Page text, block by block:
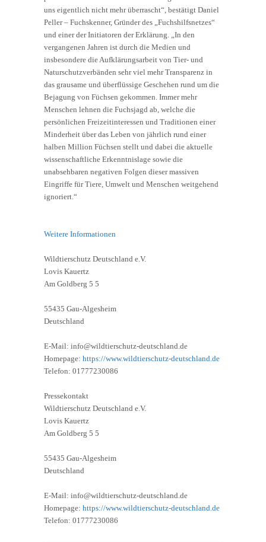
uns eigentlich nicht mehr überrascht“, bestätigt Daniel
Peller – Fuchskenner, Gründer des „Fuchshilfsnetzes“
und einer der Initiatoren der Erklärung. „In den
vergangenen Jahren ist durch die Medien und
insbesondere die Aufklärungsarbeit von Tier- und
Naturschutzverbänden sehr viel mehr Transparenz in
das grausame und überflüssige Geschehen rund um die
Bejagung von Füchsen gekommen. Immer mehr
Menschen lehnen die Fuchsjagd ab, welche die
persönlichen Freizeitinteressen und Traditionen einer
Minderheit über das Leben von jährlich rund einer
halben Million Füchsen stellt und dabei die aktuelle
wissenschaftliche Erkenntnislage sowie die
unabsehbaren negativen Folgen dieser massiven
Eingriffe für Tiere, Umwelt und Menschen weitgehend
ignoriert.“
Weitere Informationen
Wildtierschutz Deutschland e.V.
Lovis Kauertz
Am Goldberg 5 5
55435 Gau-Algesheim
Deutschland
E-Mail: info@wildtierschutz-deutschland.de
Homepage: https://www.wildtierschutz-deutschland.de
Telefon: 01777230086
Pressekontakt
Wildtierschutz Deutschland e.V.
Lovis Kauertz
Am Goldberg 5 5
55435 Gau-Algesheim
Deutschland
E-Mail: info@wildtierschutz-deutschland.de
Homepage: https://www.wildtierschutz-deutschland.de
Telefon: 01777230086